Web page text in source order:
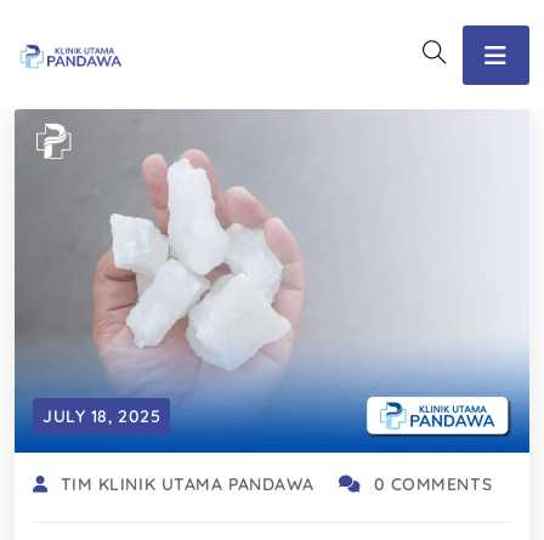
JULY 18, 2025
TIM KLINIK UTAMA PANDAWA 0 COMMENTS